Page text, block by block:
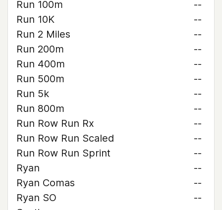
Run 100m
--
Run 10K
--
Run 2 Miles
--
Run 200m
--
Run 400m
--
Run 500m
--
Run 5k
--
Run 800m
--
Run Row Run Rx
--
Run Row Run Scaled
--
Run Row Run Sprint
--
Ryan
--
Ryan Comas
--
Ryan SO
--